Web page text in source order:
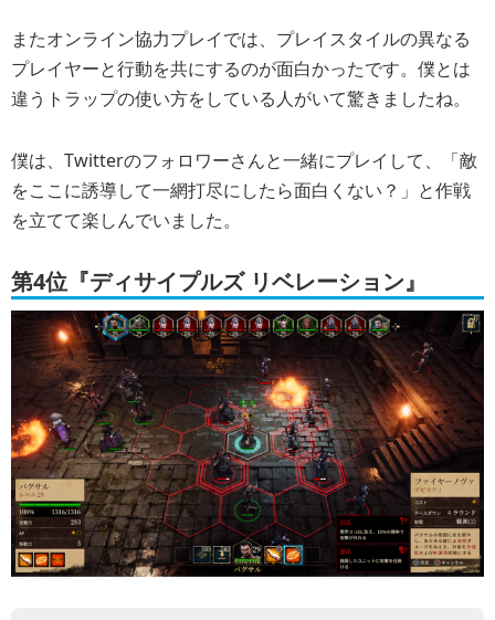
またオンライン協力プレイでは、プレイスタイルの異なる
プレイヤーと行動を共にするのが面白かったです。僕とは
違うトラップの使い方をしている人がいて驚きましたね。
僕は、Twitterのフォロワーさんと一緒にプレイして、「敵
をここに誘導して一網打尽にしたら面白くない？」と作戦
を立てて楽しんでいました。
第4位『ディサイプルズ リベレーション』